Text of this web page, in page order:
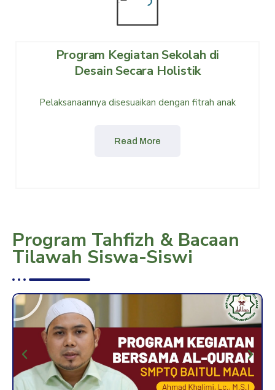
Program Kegiatan Sekolah di
Desain Secara Holistik
Pelaksanaannya disesuaikan dengan fitrah anak
Read More
Program Tahfizh & Bacaan
Tilawah Siswa-Siswi
l
y